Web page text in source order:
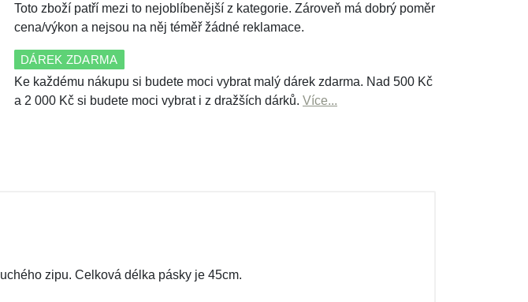
Toto zboží patří mezi to nejoblíbenější z kategorie. Zároveň má dobrý poměr
cena/výkon a nejsou na něj téměř žádné reklamace.
DÁREK ZDARMA
Ke každému nákupu si budete moci vybrat malý dárek zdarma. Nad 500 Kč
a 2 000 Kč si budete moci vybrat i z dražších dárků. Více...
zipu. Celková délka pásky je 45cm.